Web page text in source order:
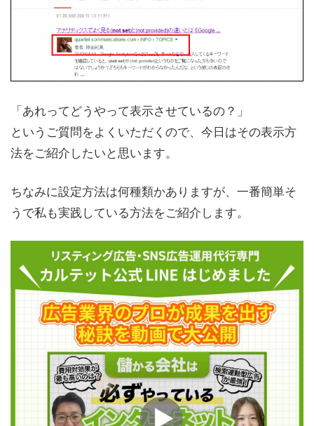
「あれってどうやって表示させているの？」
というご質問をよくいただくので、今日はその表示方
法をご紹介したいと思います。
ちなみに設定方法は何種類かありますが、一番簡単そ
うで私も実践している方法をご紹介します。